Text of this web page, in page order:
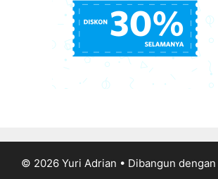
© 2026 Yuri Adrian • Dibangun dengan